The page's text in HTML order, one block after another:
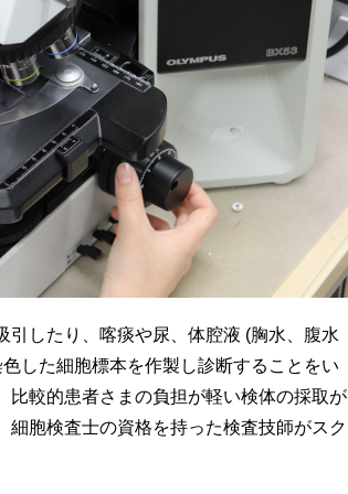
したり、喀痰や尿、体腔液 (胸水、腹水
した細胞標本を作製し診断することをい
比較的患者さまの負担が軽い検体の採取が
胞検査士の資格を持った検査技師がスク